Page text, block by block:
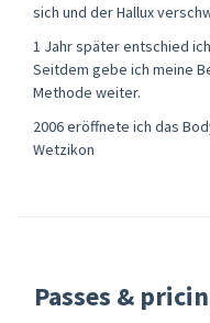
sich und der Hallux
1 Jahr später entschied
Seitdem gebe ich meine
Methode weiter.
2006 eröffnete ich das
Wetzikon
Passes &